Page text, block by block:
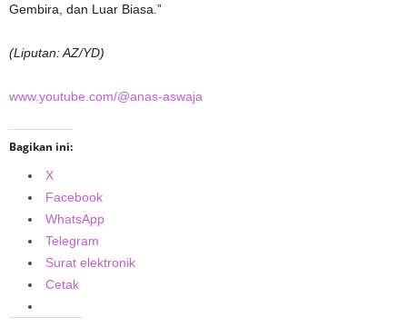
Gembira, dan Luar Biasa.”
(Liputan: AZ/YD)
www.youtube.com/@anas-aswaja
Bagikan ini:
X
Facebook
WhatsApp
Telegram
Surat elektronik
Cetak